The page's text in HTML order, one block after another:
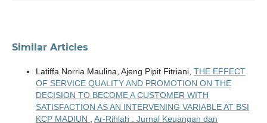
Similar Articles
Latiffa Norria Maulina, Ajeng Pipit Fitriani, THE EFFECT
OF SERVICE QUALITY AND PROMOTION ON THE
DECISION TO BECOME A CUSTOMER WITH
SATISFACTION AS AN INTERVENING VARIABLE AT BSI
KCP MADIUN
Ar-Rihlah : Jurnal Keuangan dan